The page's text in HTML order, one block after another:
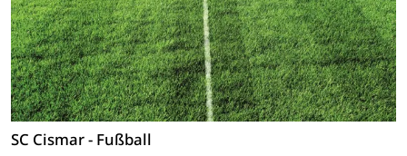
SC Cismar - Fußball